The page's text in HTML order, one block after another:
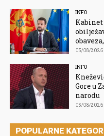
INFO
05/08/2026
INFO
Gore u
narodu
05/08/2026
POPULARNE